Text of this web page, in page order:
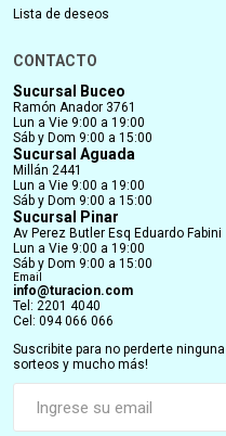
Lista de deseos
CONTACTO
Sucursal Buceo
Ramón Anador 3761
Lun a Vie 9:00 a 19:00
Sáb y Dom 9:00 a 15:00
Sucursal Aguada
Millán 2441
Lun a Vie 9:00 a 19:00
Sáb y Dom 9:00 a 15:00
Sucursal Pinar
Av Perez Butler Esq Eduardo Fabini
Lun a Vie 9:00 a 19:00
Sáb y Dom 9:00 a 15:00
Email
info@turacion.com
Tel: 2201 4040
Cel: 094 066 066
Suscribite para no perderte
sorteos y mucho más!